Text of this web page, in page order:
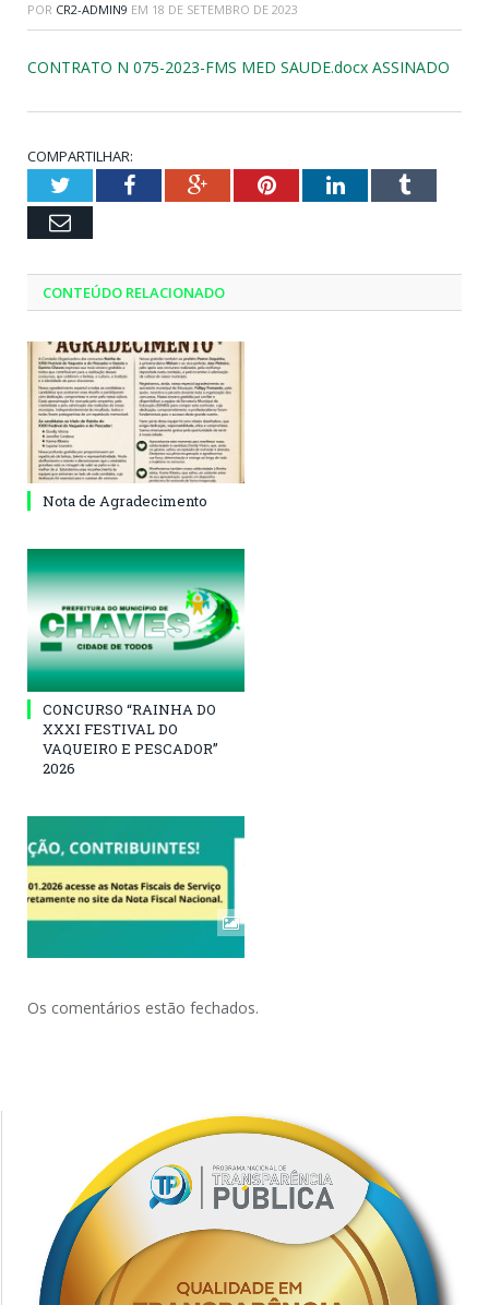
POR CR2-ADMIN9 EM 18 DE SETEMBRO DE 2023
CONTRATO N 075-2023-FMS MED SAUDE.docx ASSINADO
COMPARTILHAR:
TwitterFacebookGoogle+PinterestLinkedInTumblr
Email
CONTEÚDO RELACIONADO
Nota de Agradecimento
CONCURSO “RAINHA DO
XXXI FESTIVAL DO
VAQUEIRO E PESCADOR”
2026
Os comentários estão fechados.